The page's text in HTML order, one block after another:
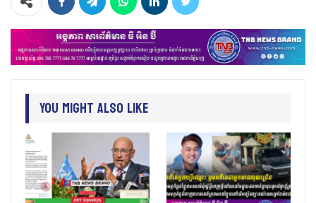
You Might Also Like